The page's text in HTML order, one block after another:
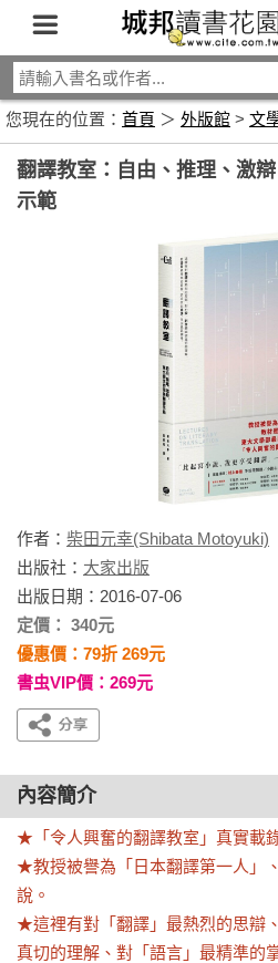
您現在的位置： 首頁 ＞ 外版館 > 文
翻譯教室：自由、推理、激
示範
作者： 柴田元幸(Shibata Motoyuki)
出版社： 大家出版
出版日期：2016-07-06
定價： 340元
優惠價：79折 269元
書虫VIP價：269元
內容簡介
★「令人興奮的翻譯教室」真實載
★教授被譽為「日本翻譯第一人」
說。
★這裡有對「翻譯」最熱烈的思辯
真切的理解、對「語言」最精準的